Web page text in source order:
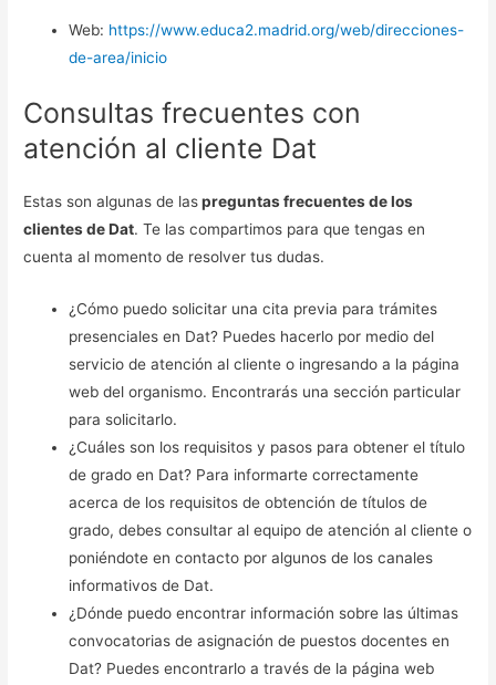
Web: https://www.educa2.madrid.org/web/direcciones-
de-area/inicio
Consultas frecuentes con
atención al cliente Dat
Estas son algunas de laspreguntas frecuentes de los
clientes de Dat. Te las compartimos para que tengas en
cuenta al momento de resolver tus dudas.
¿Cómo puedo solicitar una cita previa para trámites
presenciales en Dat? Puedes hacerlo por medio del
servicio de atención al cliente o ingresando a la página
web del organismo. Encontrarás una sección particular
para solicitarlo.
¿Cuáles son los requisitos y pasos para obtener el título
de grado en Dat? Para informarte correctamente
acerca de los requisitos de obtención de títulos de
grado, debes consultar al equipo de atención al cliente o
poniéndote en contacto por algunos de los canales
informativos de Dat.
¿Dónde puedo encontrar información sobre las últimas
convocatorias de asignación de puestos docentes en
Dat? Puedes encontrarlo a través de la página web